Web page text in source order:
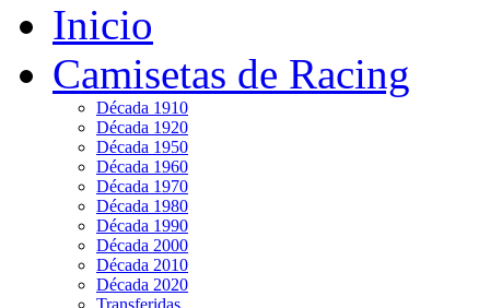
Inicio
Camisetas de Racing
Década 1910
Década 1920
Década 1950
Década 1960
Década 1970
Década 1980
Década 1990
Década 2000
Década 2010
Década 2020
Transferidas